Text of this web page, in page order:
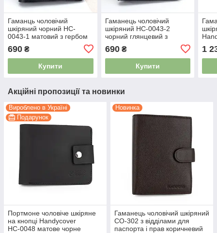
Гаманць чоловічий
шкіряний чорний HC-
0043-1 матовий з гербом
690 ₴
Купити
Гаманець чоловічий
шкіряний HC-0043-2
чорний глянцевий з
гербом України на кнопці
690₴
Купити
1
Акційні пропозиції та новинки
Вироблено в Україні
Подарунок
Портмоне чоловіче шкіряне
на кнопці Handycover
НС-0048 матове чорне
Новинка
Гаманець чоловічий шкіряний
СО-302 з відділами для
паспорта і прав коричневий